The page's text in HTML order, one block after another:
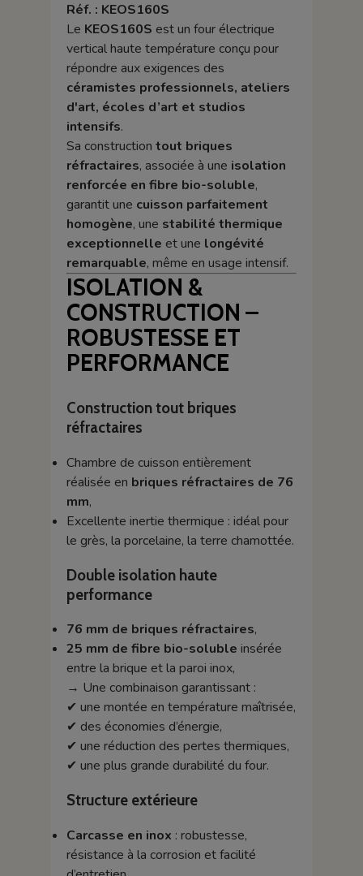
Réf. : KEOS160S
Le KEOS160S est un four électrique
vertical haute température conçu pour
répondre aux exigences des
céramistes professionnels, ateliers
d'art, écoles d’art et studios
intensifs.
Sa construction tout briques
réfractaires, associée à une isolation
renforcée en fibre bio-soluble,
garantit une cuisson parfaitement
homogène, une stabilité thermique
exceptionnelle et une longévité
remarquable, même en usage intensif.
ISOLATION &
CONSTRUCTION –
ROBUSTESSE ET
PERFORMANCE
Construction tout briques
réfractaires
Chambre de cuisson entièrement
réalisée en briques réfractaires de 76
mm,
Excellente inertie thermique : idéal pour
le grès, la porcelaine, la terre chamottée.
Double isolation haute
performance
76 mm de briques réfractaires,
25 mm de fibre bio-soluble insérée
entre la brique et la paroi inox,
→ Une combinaison garantissant :
✔ une montée en température maîtrisée,
✔ des économies d’énergie,
✔ une réduction des pertes thermiques,
✔ une plus grande durabilité du four.
Structure extérieure
Carcasse en inox : robustesse,
résistance à la corrosion et facilité